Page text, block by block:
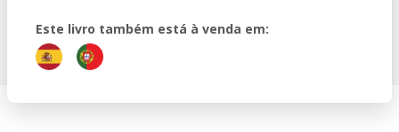
Este livro também está à venda em: